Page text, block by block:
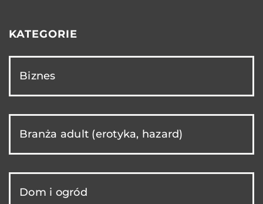
KATEGORIE
Biznes
Branża adult (erotyka, hazard)
Dom i ogród